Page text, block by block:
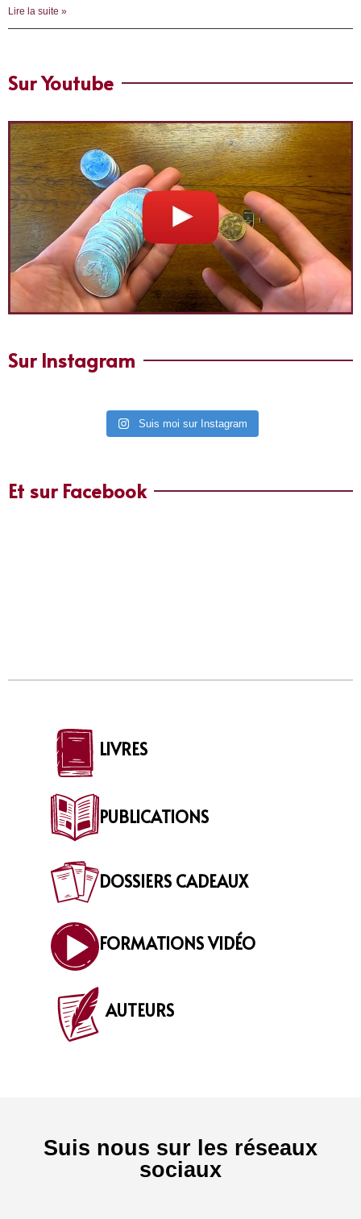
Lire la suite »
Sur Youtube
Sur Instagram
Suis moi sur Instagram
Et sur Facebook
LIVRES
PUBLICATIONS
DOSSIERS CADEAUX
FORMATIONS VIDÉO
AUTEURS
Suis nous sur les réseaux
sociaux